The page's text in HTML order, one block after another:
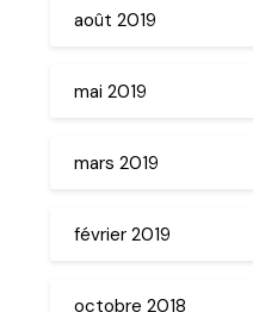
août 2019
mai 2019
mars 2019
février 2019
octobre 2018